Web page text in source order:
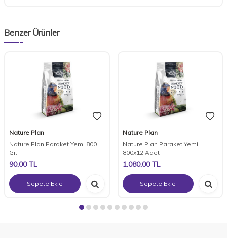
Benzer Ürünler
Nature Plan
Nature Plan Paraket Yemi 800
Gr.
90,00TL
Sepete Ekle
Nature Plan
Nature Plan Paraket Yemi
800x12 Adet
1.080,00TL
Sepete Ekle